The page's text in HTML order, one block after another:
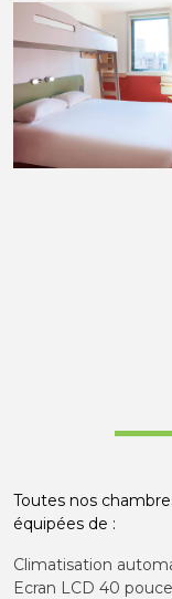
Toutes nos
équipées de :
Climatisation
Ecran LCD 40